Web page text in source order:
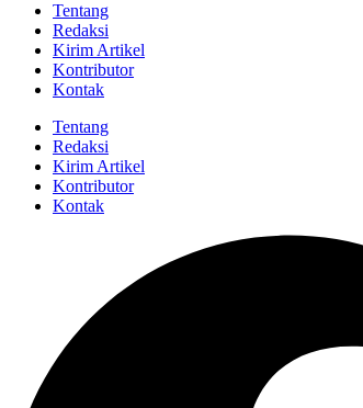
Tentang
Redaksi
Kirim Artikel
Kontributor
Kontak
Tentang
Redaksi
Kirim Artikel
Kontributor
Kontak